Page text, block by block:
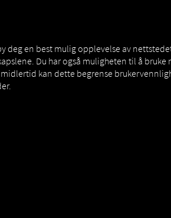
under
trenger du tilgangsdataene i form av en
flåteadministrator. Når koden er
deg en best mulig opplevelse av
Du har også muligheten til å bruke
kan dette begrense